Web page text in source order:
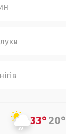
33°20°